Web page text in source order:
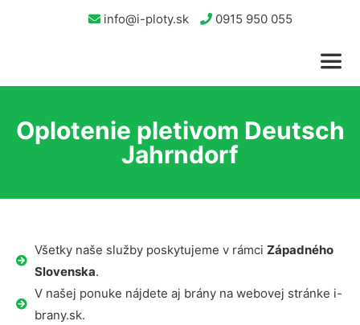
info@i-ploty.sk 0915 950 055
Oplotenie pletivom Deutsch
Jahrndorf
Všetky naše služby poskytujeme v rámci Západného
Slovenska.
V našej ponuke nájdete aj brány na webovej stránke i-
brany.sk.